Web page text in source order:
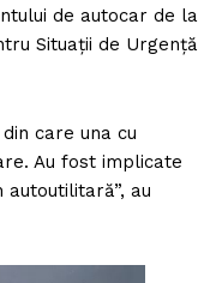
de autocar de la
Situaţii de Urgenţă
care una cu
Au fost implicate
au